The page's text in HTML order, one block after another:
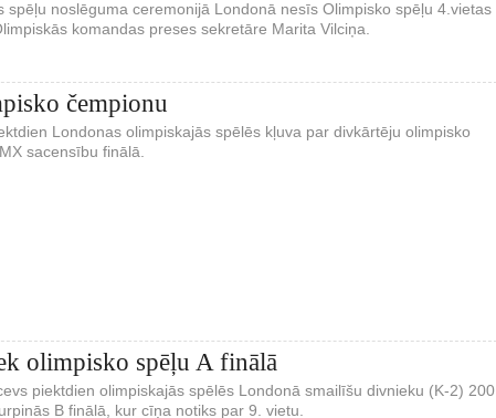
noslēguma ceremonijā Londonā nesīs Olimpisko spēļu 4.vietas
komandas preses sekretāre Marita Vilciņa.
čempionu
Londonas olimpiskajās spēlēs kļuva par divkārtēju olimpisko
sacensību finālā.
olimpisko spēļu A finālā
piektdien olimpiskajās spēlēs Londonā smailīšu divnieku (K-2) 200
B finālā, kur cīņa notiks par 9. vietu.